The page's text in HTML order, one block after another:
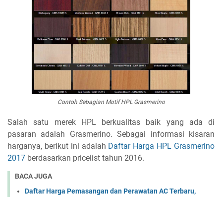
Contoh Sebagian Motif HPL Grasmerino
Salah satu merek HPL berkualitas baik yang ada di
pasaran adalah Grasmerino. Sebagai informasi kisaran
harganya, berikut ini adalah Daftar Harga HPL Grasmerino
2017 berdasarkan pricelist tahun 2016.
BACA JUGA
Daftar Harga Pemasangan dan Perawatan AC Terbaru,